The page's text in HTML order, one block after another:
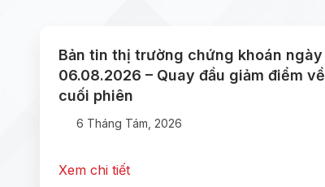
Bản tin thị trường chứng khoán ngày
06.08.2026 – Quay đầu giảm điểm về
cuối phiên
6 Tháng Tám, 2026
Xem chi tiết